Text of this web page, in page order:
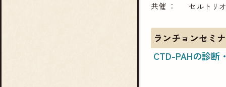
共催
セルトリ
ランチョンセミ
CTD-PAHの診断